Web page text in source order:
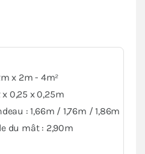
x 2m - 4m²
x 0,25 x 0,25m
: 1,66m / 1,76m / 1,86m
du mât : 2,90m